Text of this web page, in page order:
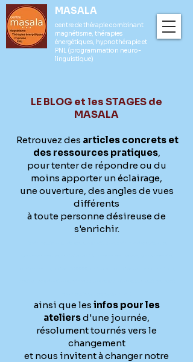
MASALA
centre de thérapie combinant
magnétisme, thérapies
énergétiques, hypnothérapie et
PNL (programmation neuro-
linguistique)
LE BLOG et les STAGES de
MASALA
Retrouvez des articles concrets et
des ressources pratiques,
pour tenter de répondre ou du
moins apporter un éclairage,
une ouverture, des angles de vues
différents
à toute personne désireuse de
s'enrichir.
ainsi que les infos pour les
ateliersd'une journée,
résolument tournés vers le
changement
et nous invitent à changer notre